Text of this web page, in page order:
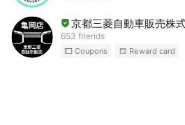
京都三菱自動車販売株
653 friends
Coupons Reward card